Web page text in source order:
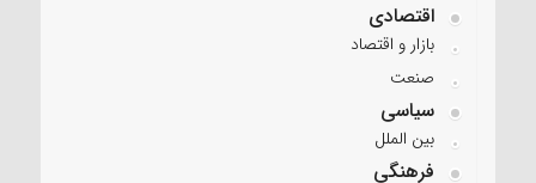
اقتصادی
بازار و اقتصاد
صنعت
سیاسی
بین الملل
فرهنگی